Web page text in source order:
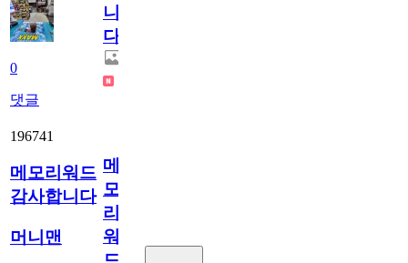
0
댓글
니
다.
196741
메모리워드
감사합니다
머니맨
메
모
리
워